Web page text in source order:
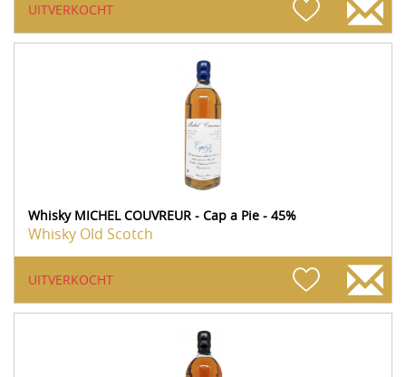
UITVERKOCHT
Whisky MICHEL COUVREUR - Cap a Pie - 45%
Whisky Old Scotch
UITVERKOCHT